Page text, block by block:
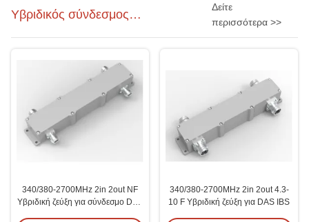
Υβριδικός σύνδεσμος
ραδιοσυχνοτήτων
Δείτε
περισσότερα >>
340/380-2700MHz 2in 2out NF
Υβριδική ζεύξη για σύνδεσμο DAS
340/380-2700MHz 2in 2out 4.3-
10 F Υβριδική ζεύξη για DAS IBS